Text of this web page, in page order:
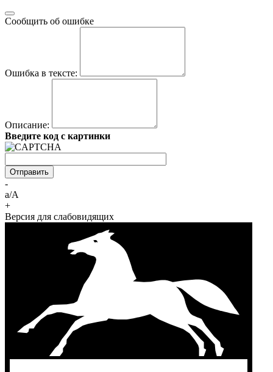
Сообщить об ошибке
Ошибка в тексте:
Описание:
Введите код с картинки
-
a/A
+
Версия для слабовидящих